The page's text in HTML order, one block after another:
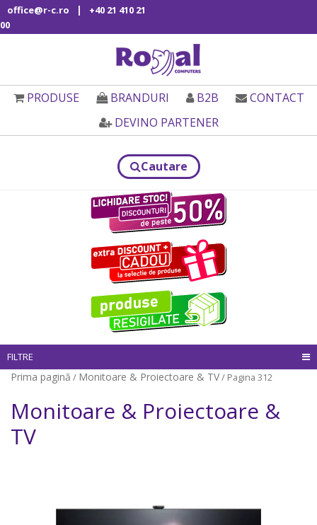
office@r-c.ro |
+40 21 410 21
00
PRODUSE BRANDURI B2B
CONTACT
DEVINO PARTENER
Cautare
FILTRE
Prima pagină / Monitoare & Proiectoare & TV/ Pagina 312
Monitoare & Proiectoare &
TV